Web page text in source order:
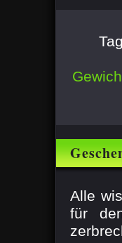
Alle
für